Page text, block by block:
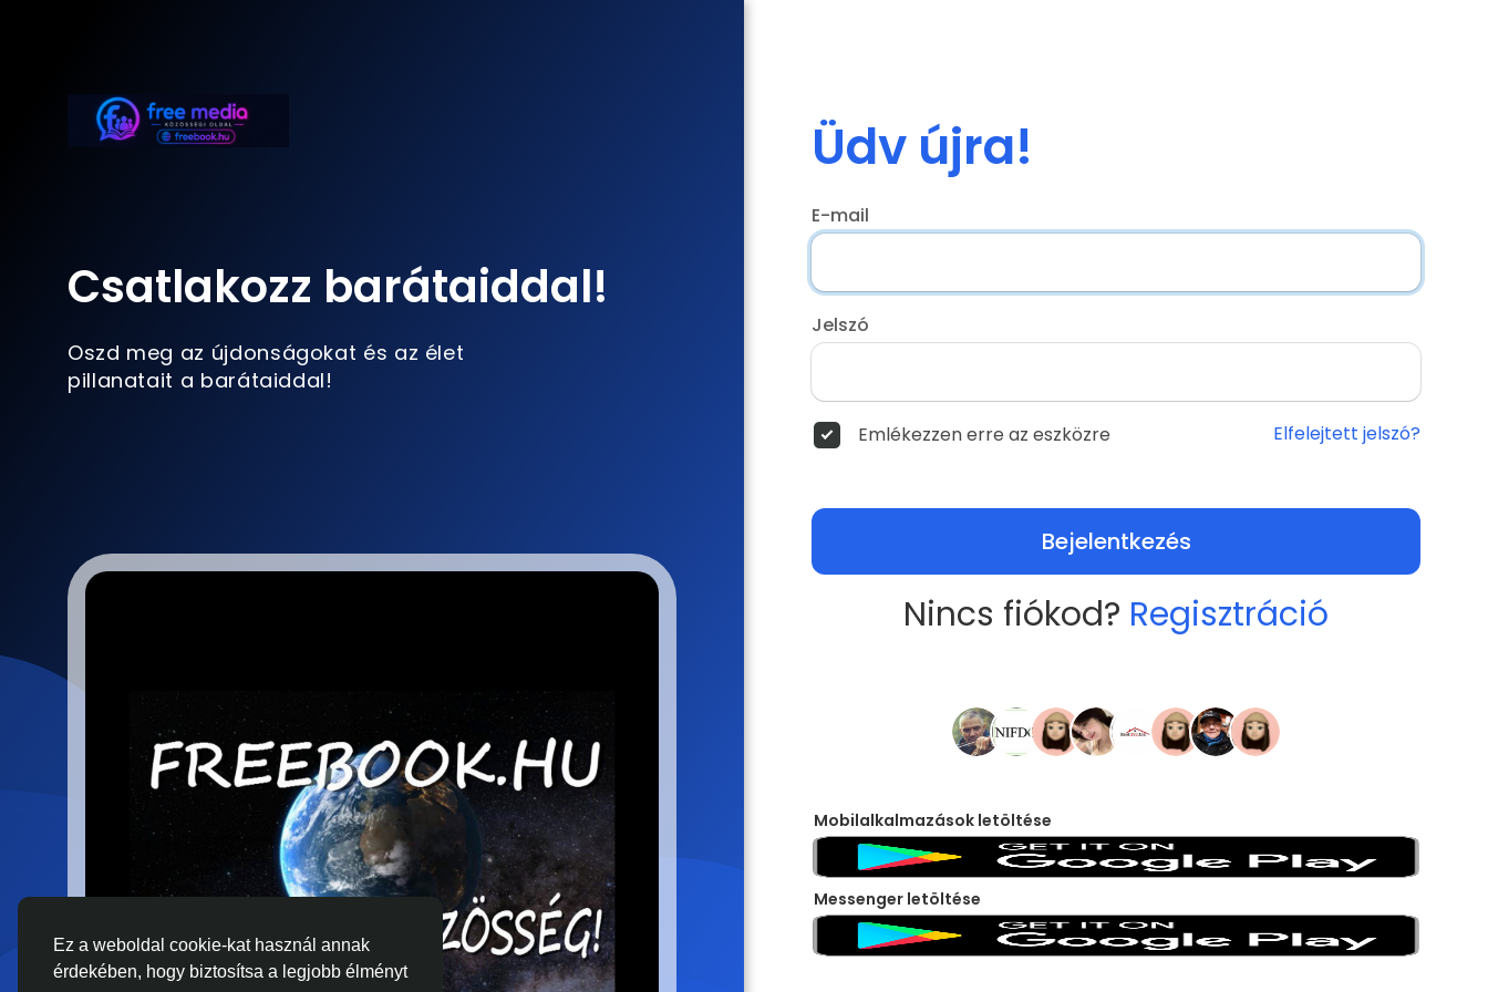
Ez a weboldal cookie-kat használ annak
érdekében, hogy biztosítsa a legjobb élményt
Csatlakozz barátaiddal!
Oszd meg az újdonságokat és az élet
pillanatait a barátaiddal!
Üdv újra!
E-mail
Jelszó
Emlékezzen erre az eszközre Elfelejtett jelszó?
Bejelentkezés
Nincs fiókod? Regisztráció
Mobilalkalmazások letöltése
Messenger letöltése